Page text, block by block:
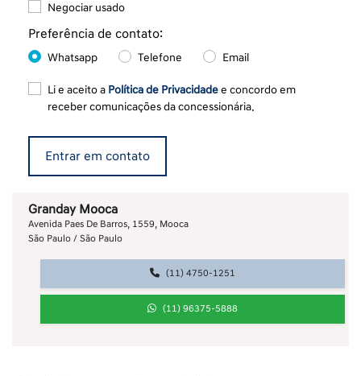
Granday Mooca
Avenida Paes De Barros, 1559, Mooca
São Paulo / São Paulo
(11) 4750-1251
(11) 96375-5888
Negociar usado
Preferência de contato:
Whatsapp Telefone Email
Li e aceito a Política de Privacidadee concordo em
receber comunicações da concessionária.
Entrar em contato